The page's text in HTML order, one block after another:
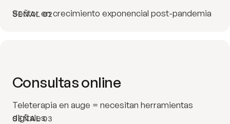
SEÑAL 02
Sector en crecimiento exponencial post-pandemia
SEÑAL 03
Consultas online
Teleterapia en auge = necesitan herramientas
digitales